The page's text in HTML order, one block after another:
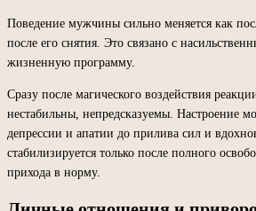
Поведение мужчины сильно меняется как
после его снятия. Это связано с
жизненную программу.
Сразу после магического воздействия
нестабильны, непредсказуемы. Настроение
депрессии и апатии до прилива сил и
стабилизируется только после полного
прихода в норму.